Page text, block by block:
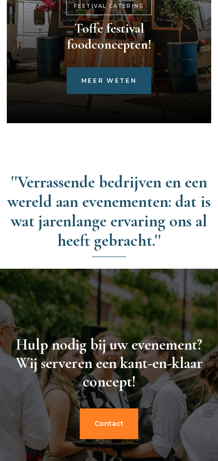
FESTIVAL CATERING
Toffe festival
foodconcepten!
MEER WETEN
''Verrassende bedrijven en een
wereld aan evenementen: dat is
wat jarenlange ervaring ons al
heeft gebracht.''
Hulp nodig bij uw evenement?
Wij serveren een kant-en-klaar
concept!
Contact